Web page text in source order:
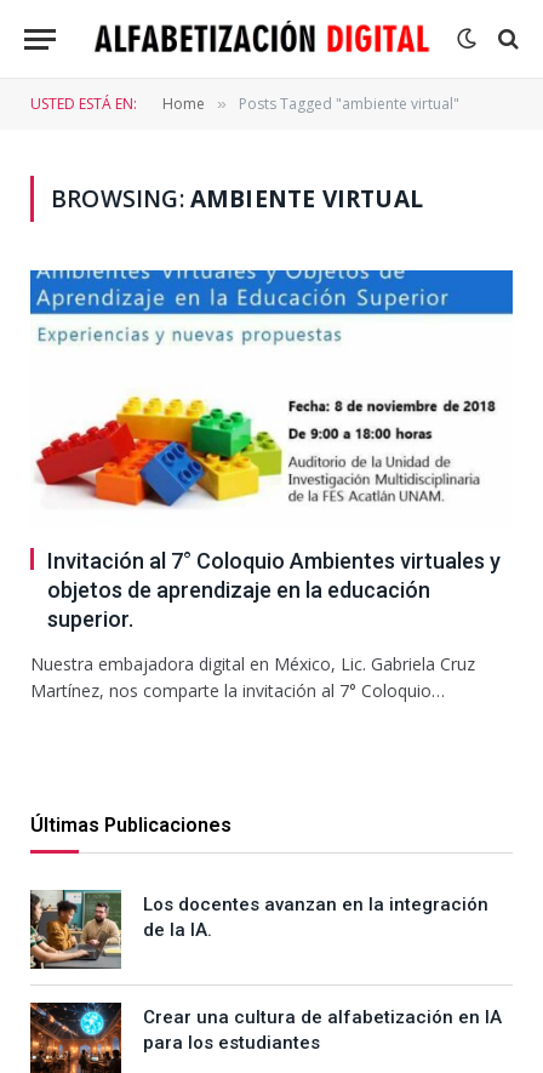
USTED ESTÁ EN: Home » Posts Tagged "ambiente virtual"
BROWSING:AMBIENTE VIRTUAL
Invitación al 7° Coloquio Ambientes virtuales y
objetos de aprendizaje en la educación
superior.
Nuestra embajadora digital en México, Lic. Gabriela Cruz
Martínez, nos comparte la invitación al 7° Coloquio…
Últimas Publicaciones
Los docentes avanzan en la integración
de la IA.
Crear una cultura de alfabetización en IA
para los estudiantes